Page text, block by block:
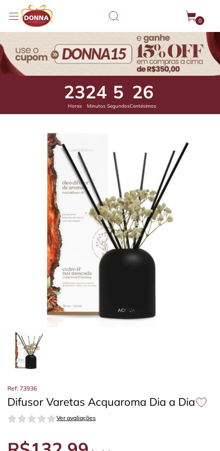
0
23
Horas
24
Minutos
4
Segundos
81
Centésimos
Ref: 73936
Difusor Varetas Acquaroma Dia a Dia
Ver avaliações